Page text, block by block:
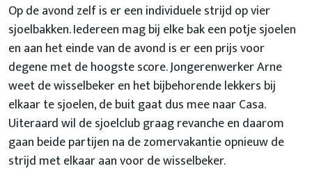
Op de avond zelf is er een individuele strijd op vier
sjoelbakken. Iedereen mag bij elke bak een potje sjoelen
en aan het einde van de avond is er een prijs voor
degene met de hoogste score. Jongerenwerker Arne
weet de wisselbeker en het bijbehorende lekkers bij
elkaar te sjoelen, de buit gaat dus mee naar Casa.
Uiteraard wil de sjoelclub graag revanche en daarom
gaan beide partijen na de zomervakantie opnieuw de
strijd met elkaar aan voor de wisselbeker.